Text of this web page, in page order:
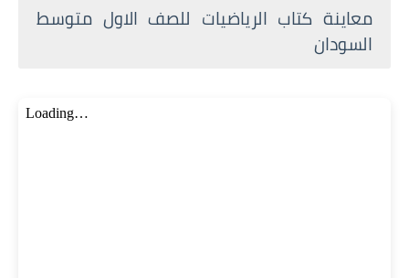
معاينة كتاب الرياضيات للصف الاول متوسط
السودان